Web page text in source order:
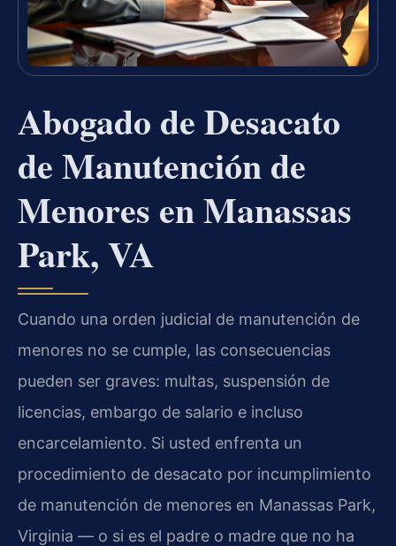
Abogado de Desacato
de Manutención de
Menores en Manassas
Park, VA
Cuando una orden judicial de manutención de
menores no se cumple, las consecuencias
pueden ser graves: multas, suspensión de
licencias, embargo de salario e incluso
encarcelamiento. Si usted enfrenta un
procedimiento de desacato por incumplimiento
de manutención de menores en Manassas Park,
Virginia — o si es el padre o madre que no ha